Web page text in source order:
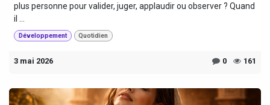
plus personne pour valider, juger, applaudir ou observer ? Quand
il ...
Développement Quotidien
3 mai 2026 0 161